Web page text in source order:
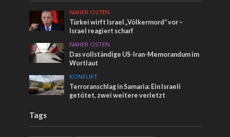
NAHER OSTEN
Türkei wirft Israel „Völkermord“ vor –
Israel reagiert scharf
NAHER OSTEN
Das vollständige US-Iran-Memorandum im
Wortlaut
KONFLIKT
Terroranschlag in Samaria: Ein Israeli
getötet, zwei weitere verletzt
Tags